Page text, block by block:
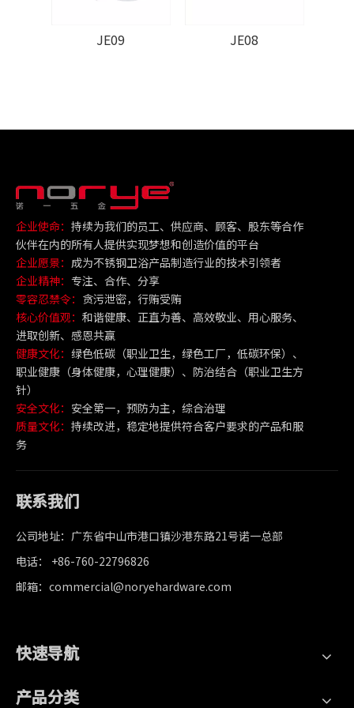
JE09 JE08
企业使命： 持续为我们的员工、供应商、顾客、股东等合作
伙伴在内的所有人提供实现梦想和创造价值的平台
企业愿景： 成为不锈钢卫浴产品制造行业的技术引领者
企业精神： 专注、合作、分享
零容忍禁令： 贪污泄密，行贿受贿
核心价值观： 和谐健康、正直为善、高效敬业、用心服务、
进取创新、感恩共赢
健康文化： 绿色低碳（职业卫生，绿色工厂，低碳环保）、
职业健康（身体健康，心理健康）、防治结合（职业卫生方
针）
安全文化： 安全第一，预防为主，综合治理
质量文化： 持续改进，稳定地提供符合客户要求的产品和服
务
联系我们
公司地址：广东省中山市港口镇沙港东路21号诺一总部
电话： +86-760-22796826
邮箱：commercial@noryehardware.com
快速导航
产品分类